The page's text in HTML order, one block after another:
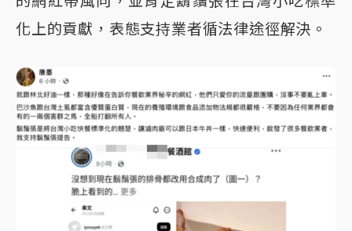
化上的貢獻，表態支持業者循法律途徑解決。